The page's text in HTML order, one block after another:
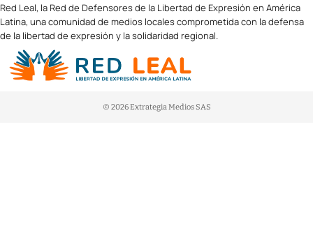
Red Leal, la Red de Defensores de la Libertad de Expresión en América
Latina, una comunidad de medios locales comprometida con la defensa
de la libertad de expresión y la solidaridad regional.
© 2026 Extrategia Medios SAS